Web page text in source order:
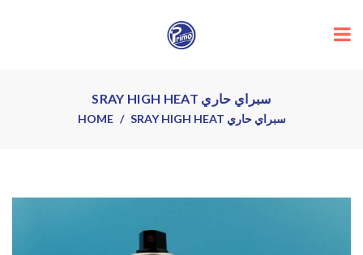
SRAY HIGH HEAT سبراي حاري
HOME SRAY HIGH HEAT سبراي حاري